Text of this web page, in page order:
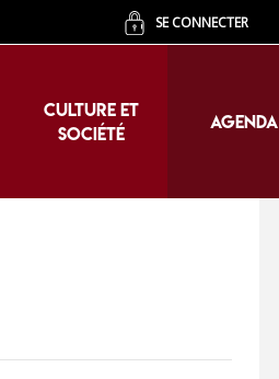
SE CONNECTER
CULTURE ET
SOCIÉTÉ
AGENDA
CULTURE ET
SOCIÉTÉ
AGENDA